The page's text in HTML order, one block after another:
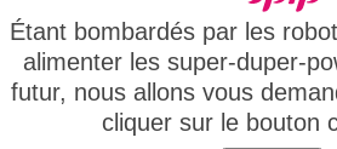
Étant bombardés par les
alimenter les super-duper-
futur, nous allons vous
cliquer sur le bouton